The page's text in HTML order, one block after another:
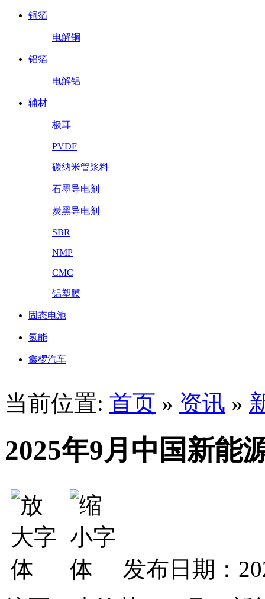
铜箔
电解铜
铝箔
电解铝
辅材
极耳
PVDF
碳纳米管浆料
石墨导电剂
炭黑导电剂
SBR
NMP
CMC
铝塑膜
固态电池
氢能
鑫椤汽车
当前位置: 首页 » 资讯 »
2025年9月中国新能
发布日期：